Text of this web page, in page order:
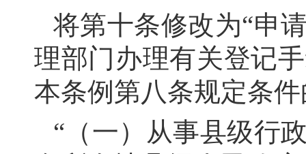
将第十条修改为“申
理部门办理有关登记
本条例第八条规定条
“（一）从事县级行